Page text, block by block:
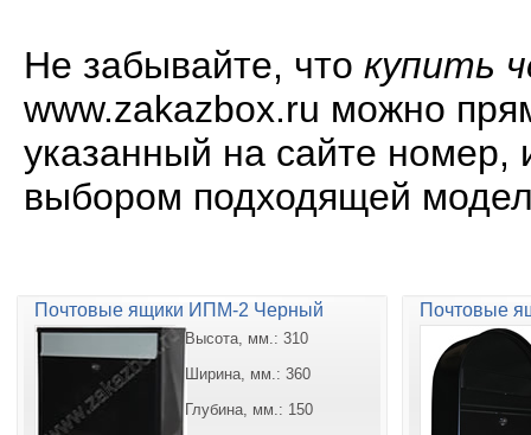
Не забывайте, что купить
www.zakazbox.ru можно
указанный на сайте
выбором подходящей
Почтовые ящики ИПМ-2 Черный
Высота, мм.: 310
Ширина, мм.: 360
Глубина, мм.: 150
Почтовые